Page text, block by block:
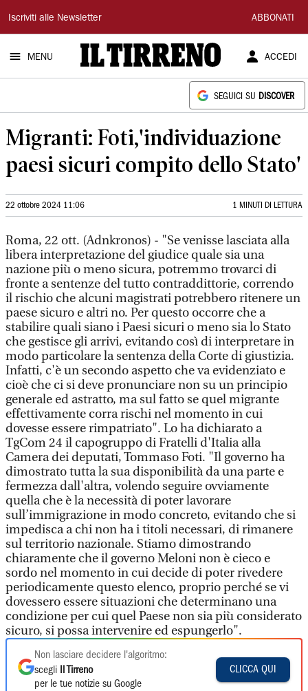
Il
Tirreno
Iscriviti alle Newsletter ABBONATI
MENU ACCEDI
SEGUICI SU DISCOVER
Migranti: Foti,'individuazione
paesi sicuri compito dello Stato'
22 ottobre 2024 11:06 1 MINUTI DI LETTURA
Roma, 22 ott. (Adnkronos) - "Se venisse lasciata alla
libera interpretazione del giudice quale sia una
nazione più o meno sicura, potremmo trovarci di
fronte a sentenze del tutto contraddittorie, correndo
il rischio che alcuni magistrati potrebbero ritenere un
paese sicuro e altri no. Per questo occorre che a
stabilire quali siano i Paesi sicuri o meno sia lo Stato
che gestisce gli arrivi, evitando così di interpretare in
modo particolare la sentenza della Corte di giustizia.
Infatti, c'è un secondo aspetto che va evidenziato e
cioè che ci si deve pronunciare non su un principio
generale ed astratto, ma sul fatto se quel migrante
effettivamente corra rischi nel momento in cui
dovesse essere rimpatriato". Lo ha dichiarato a
TgCom 24 il capogruppo di Fratelli d'Italia alla
Camera dei deputati, Tommaso Foti. "Il governo ha
dimostrato tutta la sua disponibilità da una parte e
fermezza dall'altra, volendo seguire ovviamente
quella che è la necessità di poter lavorare
sull’immigrazione in modo concreto, evitando che si
impedisca a chi non ha i titoli necessari, di rimanere
sul territorio nazionale. Stiamo dimostrando
chiaramente che il governo Meloni non è cieco e
sordo nel momento in cui decide di poter rivedere
periodicamente questo elenco, proprio perché se vi
dovessero essere situazioni che determinano una
condizione per cui quel Paese non sia più considerato
sicuro, si possa intervenire ed espungerlo".
Non lasciare decidere l'algoritmo:
scegli
Il Tirreno
per le tue notizie su Google
CLICCA QUI